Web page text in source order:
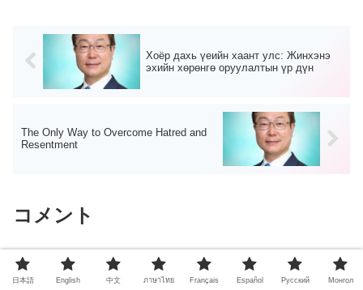
Хоёр дахь үеийн хаант улс: Жинхэнэ
эхийн хөрөнгө оруулалтын үр дүн
The Only Way to Overcome Hatred and
Resentment
コメント
コメントを書き込む
日本語 English 中文 ภาษาไทย Français Español Pусский Монгол